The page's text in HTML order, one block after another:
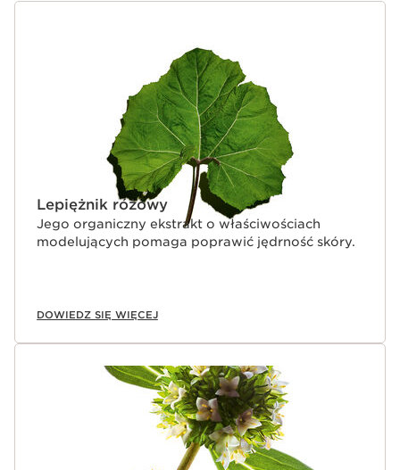
Lepiężnik różowy
Jego organiczny ekstrakt o właściwościach
modelujących pomaga poprawić jędrność skóry.
DOWIEDZ SIĘ WIĘCEJ